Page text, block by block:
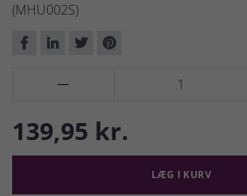
(MHU002S)

139,95 kr.
LÆG I KURV